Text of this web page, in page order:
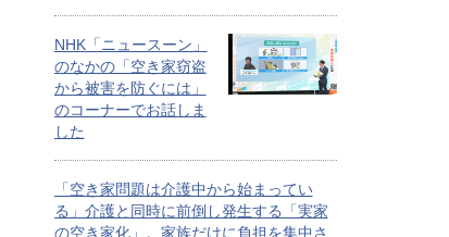
NHK「ニュースーン」
のなかの「空き家窃盗
から被害を防ぐには」
のコーナーでお話しま
した
「空き家問題は介護中から始まってい
る」介護と同時に前倒し発生する「実家
の空き家化」。家族だけに負担を集中さ